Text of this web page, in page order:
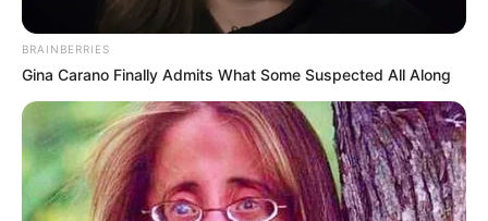
เด็ดเหมือนเดิม เพิ่มเติมคือ
ความแม่น!!
เลขนำโชค งวดวันที่ 1 สิงหาคม 2562 โดย อ.รักษ์ เลขเด็ด เด็ด
เหมือนเดิม เพิ่มเติมคือความแม่น!! ที่สำคัญยังมีเคล็ดลับเสริมโชค
ลาภและแหล่งขุมทรัพย์ตามวันเกิดมาฝากด้วย
BRAINBERRIES
Gina Carano Finally Admits What Some Suspected All Along